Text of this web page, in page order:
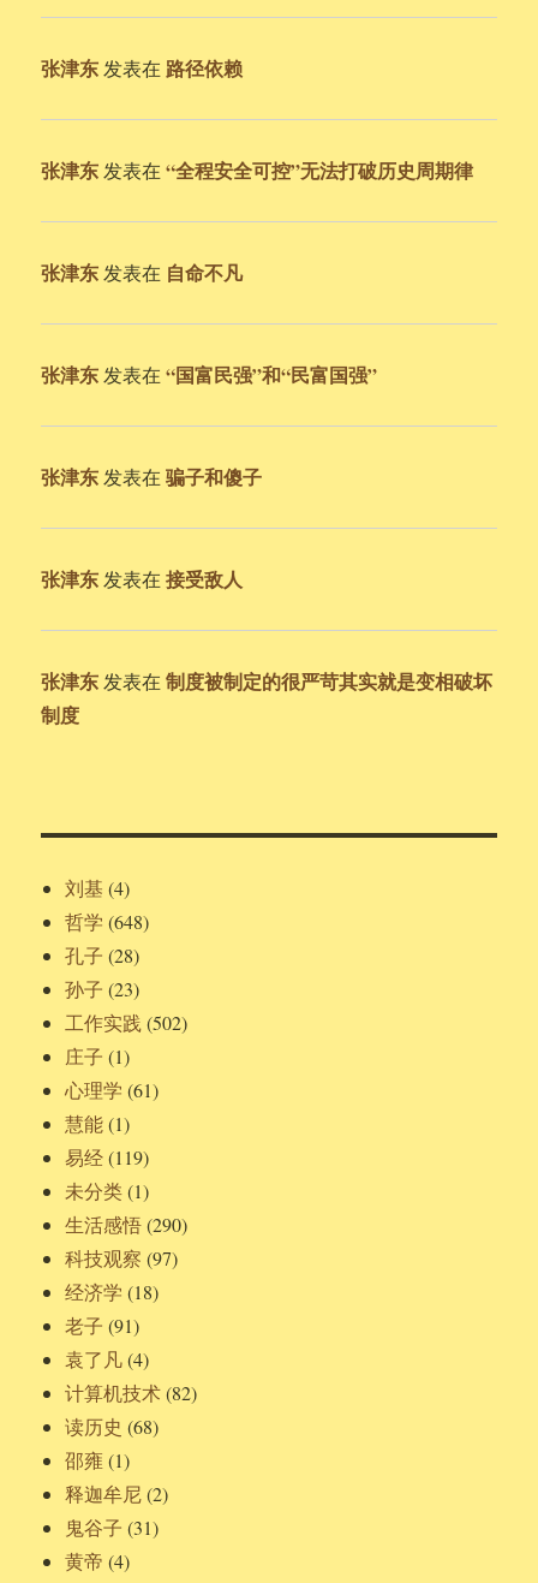
张津东 发表在 路径依赖
张津东 发表在“全程安全可控”无法打破历史周期律
张津东 发表在 自命不凡
张津东 发表在“国富民强”和“民富国强”
张津东 发表在骗子和傻子
张津东 发表在接受敌人
张津东 发表在制度被制定的很严苛其实就是变相破坏
制度
刘基 (4)
哲学 (648)
孔子 (28)
孙子 (23)
工作实践 (502)
庄子 (1)
心理学 (61)
慧能(1)
易经(119)
未分类(1)
生活感悟(290)
科技观察 (97)
经济学 (18)
老子 (91)
袁了凡(4)
计算机技术(82)
读历史 (68)
邵雍 (1)
释迦牟尼(2)
鬼谷子 (31)
黄帝 (4)